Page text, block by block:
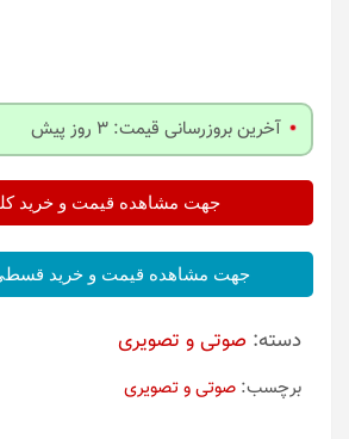
آخرین بروزرسانی قیمت: 3 روز پیش
جهت مشاهده قیمت و خرید
جهت مشاهده قیمت و خرید قسطی
دسته: صوتی و تصویری
برچسب: صوتی و تصویری